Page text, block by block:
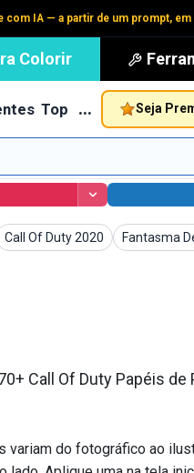
com IA — a partir de um prompt,
Colorir
Top … Seja
Call Of Duty 2020
Papéis de Parede Fantasma
Papéis de
Call Of Duty Papéis
do fotográfico ao